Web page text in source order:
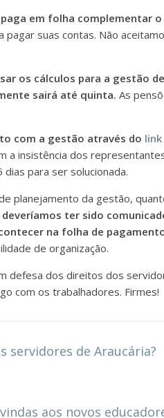
em folha complementar
suas contas. Não
os cálculos para a gestão
sairá até quinta. As
com a gestão através do
a insistência dos
para ser solucionada.
planejamento da gestão,
ter sido
na folha de
de organização.
defesa dos direitos dos
com os trabalhadores. Firmes!
servidores de Araucária?
vindas aos novos